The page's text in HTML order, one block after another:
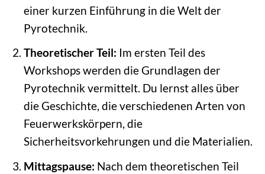
einer kurzen Einführung in die Welt der
Pyrotechnik.
Theoretischer Teil: Im ersten Teil des
Workshops werden die Grundlagen der
Pyrotechnik vermittelt. Du lernst alles über
die Geschichte, die verschiedenen Arten von
Feuerwerkskörpern, die
Sicherheitsvorkehrungen und die Materialien.
Mittagspause: Nach dem theoretischen Teil